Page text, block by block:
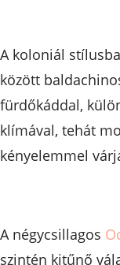
A koloniál
között
fürdőkáddal,
klímával, tehát
kényelemmel
A négycsillagos
szintén kitűnő